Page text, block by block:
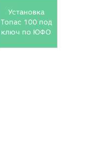
Установка
Топас 100 под
ключ по ЮФО